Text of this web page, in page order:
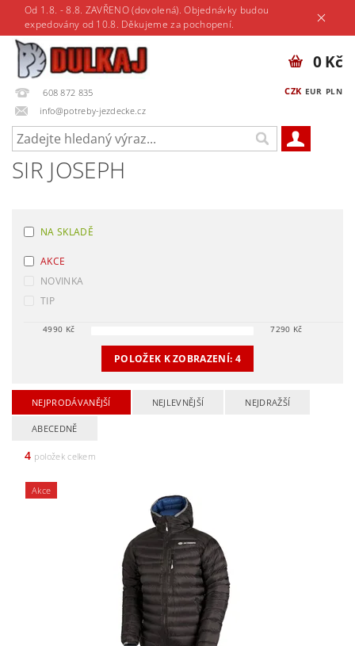
Od 1.8. - 8.8. ZAVŘENO (dovolená). Objednávky budou
expedovány od 10.8. Děkujeme za pochopení.
608 872 835
info@potreby-jezdecke.cz
CZK EUR PLN
0 Kč
SIR JOSEPH
NA SKLADĚ
AKCE
NOVINKA
TIP
4990 Kč 7290 Kč
POLOŽEK K ZOBRAZENÍ: 4
NEJPRODÁVANĚJŠÍ NEJLEVNĚJŠÍ NEJDRAŽŠÍ
ABECEDNĚ
4 položek celkem
Akce